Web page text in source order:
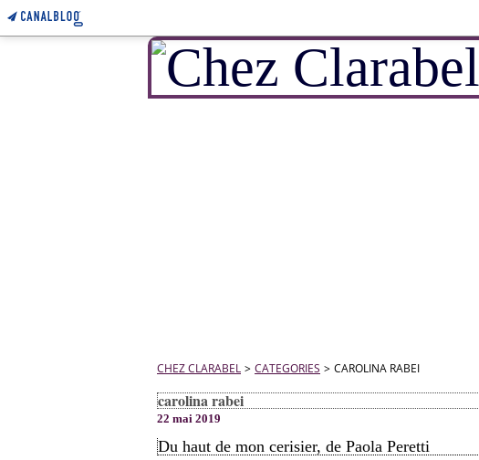
CHEZ CLARABEL > CATEGORIES > CAROLINA RABEI
carolina rabei
22 mai 2019
Du haut de mon cerisier, de Paola Peretti